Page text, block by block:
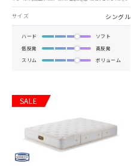
サイズ シングル
ハード
ソフト
低反発
高反発
スリム
ボリューム
SALE